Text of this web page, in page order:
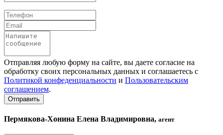
Телефон
Email
Сообщение
Отправляя любую форму на сайте, вы даете согласие на
обработку своих персональных данных и соглашаетесь с
Политикой конфеденциальности и Пользовательским
соглашением.
Отправить
Пермякова-Хонина Елена Владимировна, агент